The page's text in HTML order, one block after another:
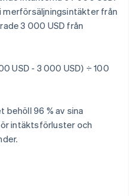
från
3 000 USD från
USD - 3 000 USD) ÷ 100
96 % av sina
intäktsförluster och